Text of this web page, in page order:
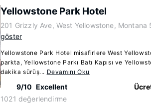
Yellowstone Park Hotel
201 Grizzly Ave, West Yellowstone, Montana
göster
Yellowstone Park Hotel misafirlere West
parkta, Yellowstone Parkı Batı Kapısı ve
dakika sürüş... Devamını Oku
9/10 Excellent
1021 değerlendirme